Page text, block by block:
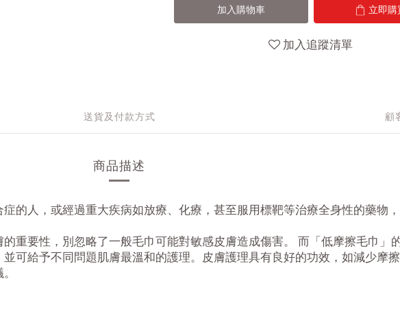
加入購物車 立即購
加入追蹤清單
送貨及付款方式 顧
商品描述
症的人，或經過重大疾病如放療、化療，甚至服用標靶等治療全身性的藥物
重要性，別忽略了一般毛巾可能對敏感皮膚造成傷害。 而「低摩擦毛巾」
可給予不同問題肌膚最溫和的護理。皮膚護理具有良好的功效，如減少摩